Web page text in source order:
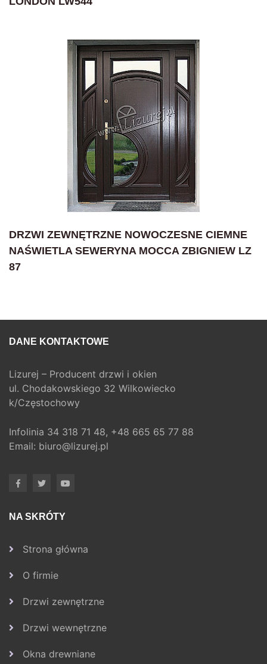
DRZWI ZEWNĘTRZNE NOWOCZESNE CIEMNE
NAŚWIETLA SEWERYNA MOCCA ZBIGNIEW LZ
87
DANE KONTAKTOWE
Lizurej – Producent drzwi i okien
ul. Chodakowskiego 32 Wilkowiecko
k/Częstochowy
Infolinia 34 318 71 48, +48 665 65 77 88
Email: biuro@lizurej.pl
NA SKRÓTY
Strona główna
O firmie
Drzwi zewnętrzne
Drzwi wewnętrzne
Okna drewniane